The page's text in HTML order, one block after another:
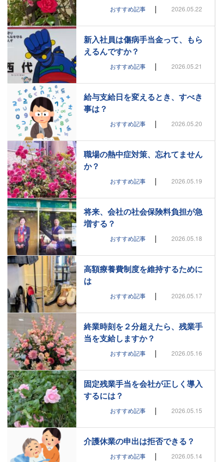
おすすめ記事 | 2026.05.22
新入社員は傷病手当金って、もら
えるんですか？
おすすめ記事 | 2026.05.21
給与支給日を変えるとき、すべき
事は？
おすすめ記事 | 2026.05.20
職場の熱中症対策、忘れてません
か？
おすすめ記事 | 2026.05.19
将来、会社の社会保険料負担が急
増する？
おすすめ記事 | 2026.05.18
高額療養費制度を維持するために
は
おすすめ記事 | 2026.05.17
終業時刻を２分超えたら、残業手
当を支給しますか？
おすすめ記事 | 2026.05.16
固定残業手当を会社が正しく導入
するには？
おすすめ記事 | 2026.05.15
介護休業の申出は拒否できる？
おすすめ記事 | 2026.05.14